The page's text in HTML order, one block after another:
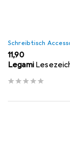
Schreibtisch
EUR
11,90
Legami